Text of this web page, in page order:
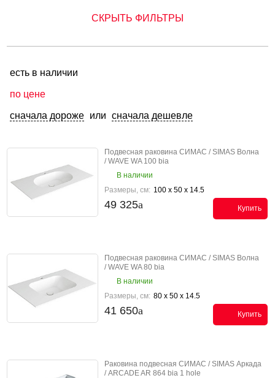
СКРЫТЬ ФИЛЬТРЫ
есть в наличии
по цене
сначала дороже или сначала дешевле
Подвесная раковина СИМАС / SIMAS Волна
/ WAVE WA 100 bia
В наличии
Размеры, см: 100 x 50 x 14.5
49 325 Купить
Подвесная раковина СИМАС / SIMAS Волна
/ WAVE WA 80 bia
В наличии
Размеры, см: 80 x 50 x 14.5
41 650 Купить
Раковина подвесная СИМАС / SIMAS Аркада
/ ARCADE AR 864 bia 1 hole